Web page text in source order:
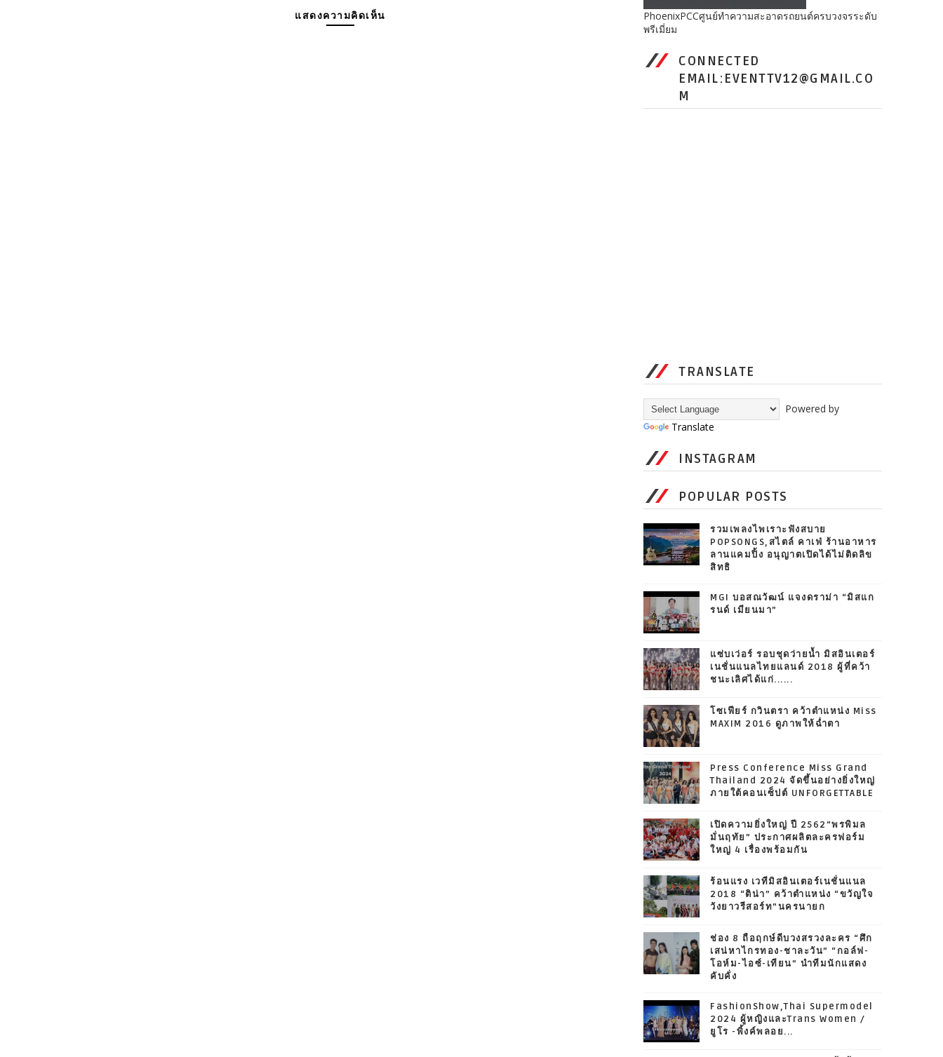
แสดงความคิดเห็น
PhoenixPCCศูนย์ทำความสะอาดรถยนต์ครบวงจรระดับ
พรีเมี่ยม
CONNECTED
EMAIL:EVENTTV12@GMAIL.CO
M
TRANSLATE
Powered by
Translate
INSTAGRAM
POPULAR POSTS
รวมเพลงไพเราะฟังสบาย
POPSONGS,สไตล์ คาเฟ่ ร้านอาหาร
ลานแคมปิ้ง อนุญาตเปิดได้ไม่ติดลิข
สิทธิ
MGI บอสณวัฒน์ แจงดราม่า “มิสแก
รนด์ เมียนมา”
แซ่บเว่อร์ รอบชุดว่ายน้ำ มิสอินเตอร์
เนชั่นแนลไทยแลนด์ 2018 ผู้ที่คว้า
ชนะเลิศได้แก่......
โซเฟียร์ กวินตรา คว้าตำแหน่ง Miss
MAXIM 2016 ดูภาพให้ฉ่ำตา
Press Conference Miss Grand
Thailand 2024 จัดขึ้นอย่างยิ่งใหญ่
ภายใต้คอนเซ็ปต์ UNFORGETTABLE
เปิดความยิ่งใหญ่ ปี 2562“พรพิมล
มั่นฤทัย” ประกาศผลิตละครฟอร์ม
ใหญ่ 4 เรื่องพร้อมกัน
ร้อนแรง เวทีมิสอินเตอร์เนชั่นแนล
2018 “ติน่า” คว้าตำแหน่ง “ขวัญใจ
วังยาวรีสอร์ท”นครนายก
ช่อง 8 ถือฤกษ์ดีบวงสรวงละคร “ศึก
เสน่หาไกรทอง-ชาละวัน” “กอล์ฟ-
โอห์ม-ไอซ์-เทียน” นำทีมนักแสดง
คับคั่ง
FashionShow,Thai Supermodel
2024 ผู้หญิงและTrans Women /
ยูโร -พิ้งค์พลอย...